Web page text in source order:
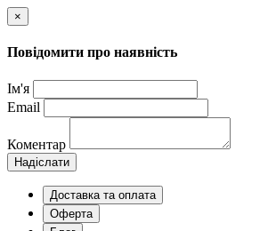
×
Повідомити про наявність
Ім'я
Email
Коментар
Надіслати
Доставка та оплата
Оферта